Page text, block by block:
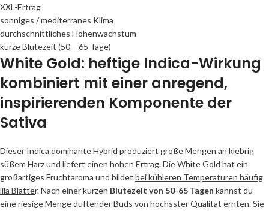
XXL-Ertrag
sonniges / mediterranes Klima
durchschnittliches Höhenwachstum
kurze Blütezeit (50 – 65 Tage)
White Gold: heftige Indica-Wirkung
kombiniert mit einer anregend,
inspirierenden Komponente der
Sativa
Dieser Indica dominante Hybrid produziert große Mengen an klebrig
süßem Harz und liefert einen hohen Ertrag. Die White Gold hat ein
großartiges Fruchtaroma und bildet bei kühleren Temperaturen häufig
lila Blätter. Nach einer kurzen Blütezeit von 50-65 Tagen kannst du
eine riesige Menge duftender Buds von höchsster Qualität ernten. Sie